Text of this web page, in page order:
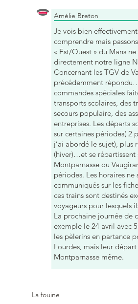
Amélie Breton
Je vois bien
comprendre mais
« Est/Ouest » du Mans
directement notre ligne
Concernant les TGV de
précédemment
commandes spéciales
transports scolaires, des
secours populaire, des
entreprises. Les départs
sur certaines périodes( 2
j’ai abordé le sujet), plus
(hiver)…et se répartissent
Montparnasse ou
périodes. Les horaires ne
communiqués sur les
ces trains sont destinés
voyageurs pour lesquels
La prochaine journée de
exemple le 24 avril avec
les pèlerins en partance
Lourdes, mais leur départ
Montparnasse même.
La fouine